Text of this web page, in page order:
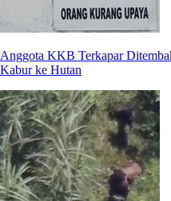
Anggota KKB Terkapar
Kabur ke Hutan